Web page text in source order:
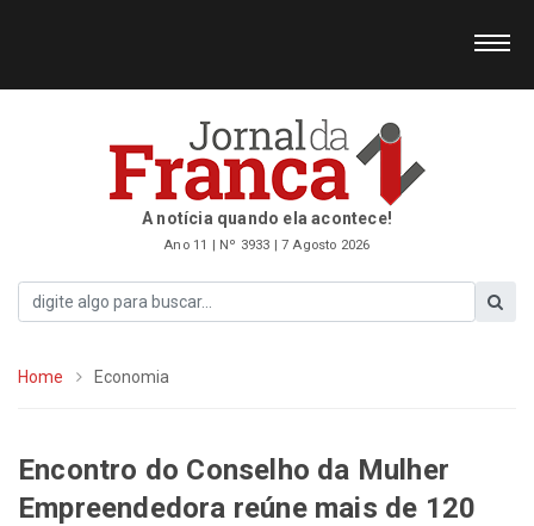
A notícia quando ela acontece!
Ano 11 | Nº 3933 | 7 Agosto 2026
Home Economia
Encontro do Conselho da Mulher
Empreendedora reúne mais de 120